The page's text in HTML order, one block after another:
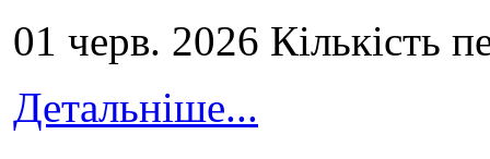
01 черв. 2026 Кількість
Детальніше...